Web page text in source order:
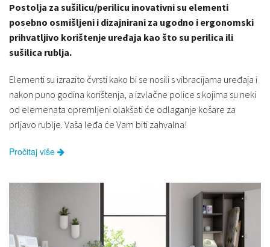
Postolja za sušilicu/perilicu inovativni su elementi
posebno osmišljeni i dizajnirani za ugodno i ergonomski
prihvatljivo korištenje uređaja kao što su perilica ili
sušilica rublja.
Elementi su izrazito čvrsti kako bi se nosili s vibracijama uređaja i
nakon puno godina korištenja, a izvlačne police s kojima su neki
od elemenata opremljeni olakšati će odlaganje košare za
prljavo rublje. Vaša leđa će Vam biti zahvalna!
Pročitaj više